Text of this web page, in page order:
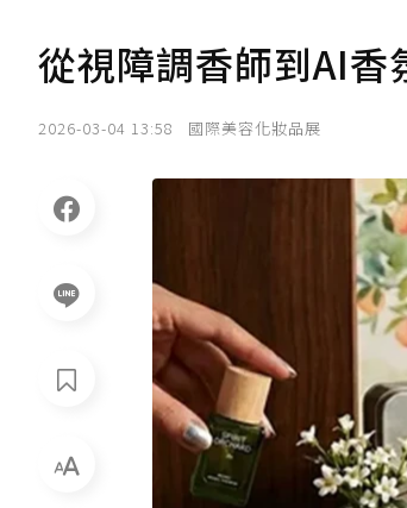
從視障調香師到AI
2026-03-04 13:58 國際美容化妝品展